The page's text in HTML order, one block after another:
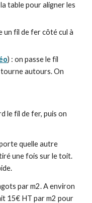
table pour aligner les
un fil de fer côté cul à
) : on passe le fil
autours. On
le fil de fer, puis on
quelle autre
une fois sur le toit.
par m2. A environ
15€ HT par m2 pour